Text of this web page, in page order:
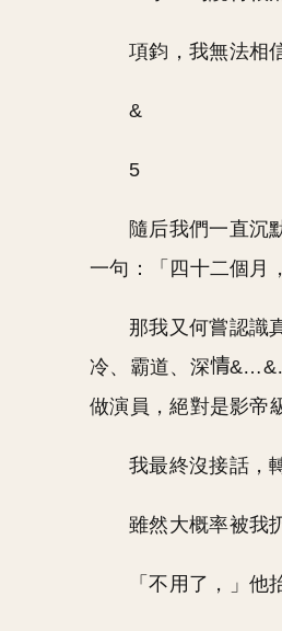
項鈞，我無法相
&
5
隨后我們一直沉
一句：「四十二個月
那我又何嘗認識
冷、霸道、深
做演員，絕對是影帝
我最終沒接話，
雖然大概率被我
「不用了，」